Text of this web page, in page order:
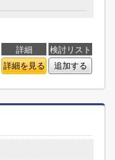
詳細
検討リスト
詳細を見る 追加する